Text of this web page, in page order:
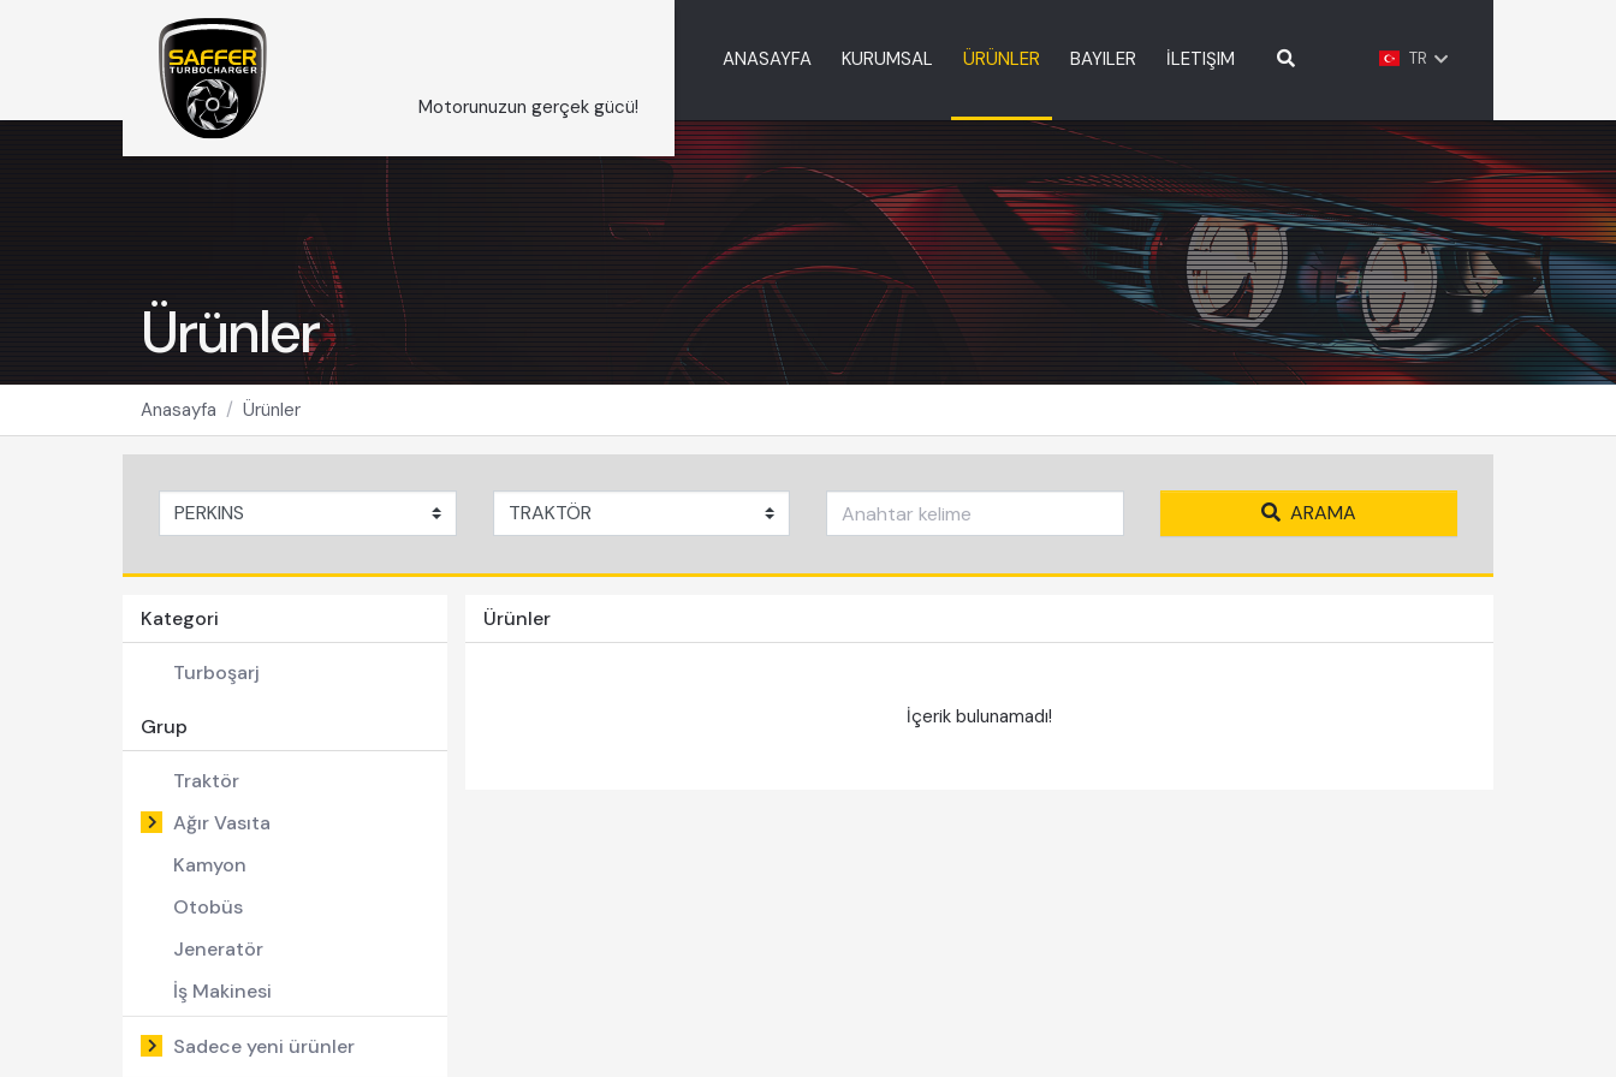
Motorunuzun gerçek gücü!
ANASAYFA KURUMSAL ÜRÜNLER BAYILER İLETIŞIM TR
Ürünler
Anasayfa Ürünler
ARAMA
Kategori
Turboşarj
Grup
Traktör
Ağır Vasıta
Kamyon
Otobüs
Jeneratör
İş Makinesi
Sadece yeni ürünler
Ürünler
İçerik bulunamadı!